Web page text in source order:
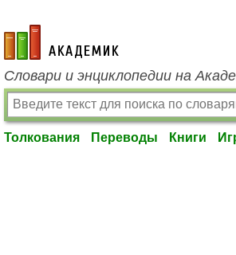
academic.ru
Словари и энциклопедии на
Толкования Переводы Книги